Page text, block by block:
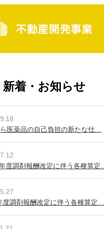
新着・お知らせ
医薬品の自己負担の新たな仕…
度調剤報酬改定に伴う各種算定…
度調剤報酬改定に伴う各種算定…